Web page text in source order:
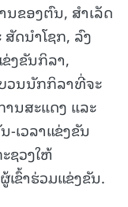
ນຂອງຕົນ, ສໍາເລັດ
ດນໍາໂຊກ, ລົງ
ງຂັນກິລາ,
ວນນັກກິລາທີ່ຈະ
ນສະແດງ ແລະ
ເວລາແຂ່ງຂັນ
ຊວງໃຫ້
ຂົ້າຮ່ວມແຂ່ງຂັນ.